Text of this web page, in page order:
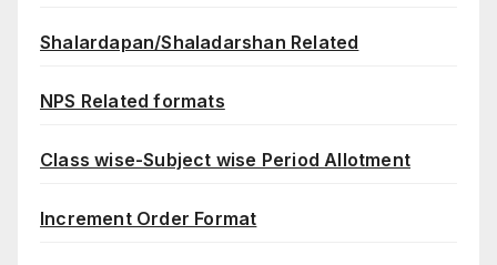
Shalardapan/Shaladarshan Related
NPS Related formats
Class wise-Subject wise Period Allotment
Increment Order Format